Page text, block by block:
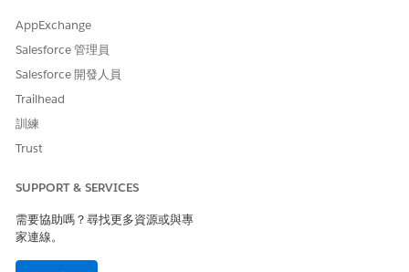
AppExchange
Salesforce 管理員
Salesforce 開發人員
Trailhead
訓練
Trust
SUPPORT & SERVICES
需要協助嗎？尋找更多資源或與專
家連線。